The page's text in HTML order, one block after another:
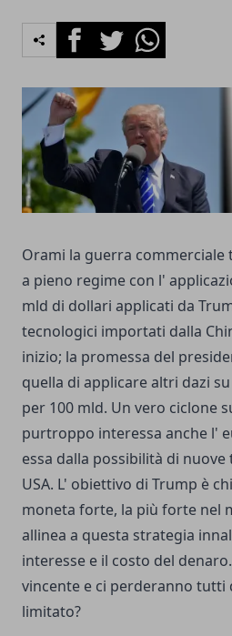
FacebookTwitterWhatsapp
Orami la guerra commerciale
a pieno regime con l'
mld di dollari applicati da
tecnologici importati dalla
inizio; la promessa del
quella di applicare altri dazi
per 100 mld. Un vero ciclone
purtroppo interessa anche l'
essa dalla possibilità di
USA. L' obiettivo di Trump è
moneta forte, la più forte nel
allinea a questa strategia
interesse e il costo del
vincente e ci perderanno tutti
limitato?